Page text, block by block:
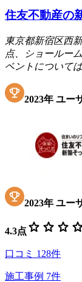
住友不動産の
東京都新宿区西
点、ショールー
ベントについて
2023年 ユー
2023年 ユー
4.3点 star star star
口コミ 128件
施工事例 7件